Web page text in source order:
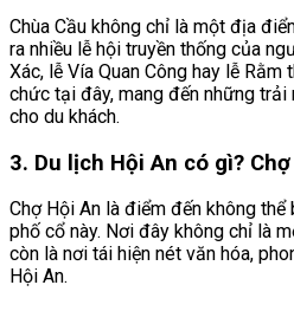
Chùa Cầu không chỉ là một địa
ra nhiều lễ hội truyền thống của
Xác, lễ Vía Quan Công hay lễ
chức tại đây, mang đến những
cho du khách.
3. Du lịch Hội An có gì?
Chợ Hội An là điểm đến không
phố cổ này. Nơi đây không chỉ là
còn là nơi tái hiện nét văn hóa,
Hội An.